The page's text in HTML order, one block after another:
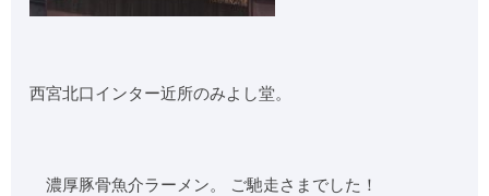
西宮北口インター近所のみよし堂。
濃厚豚骨魚介ラーメン。 ご馳走さまでした！